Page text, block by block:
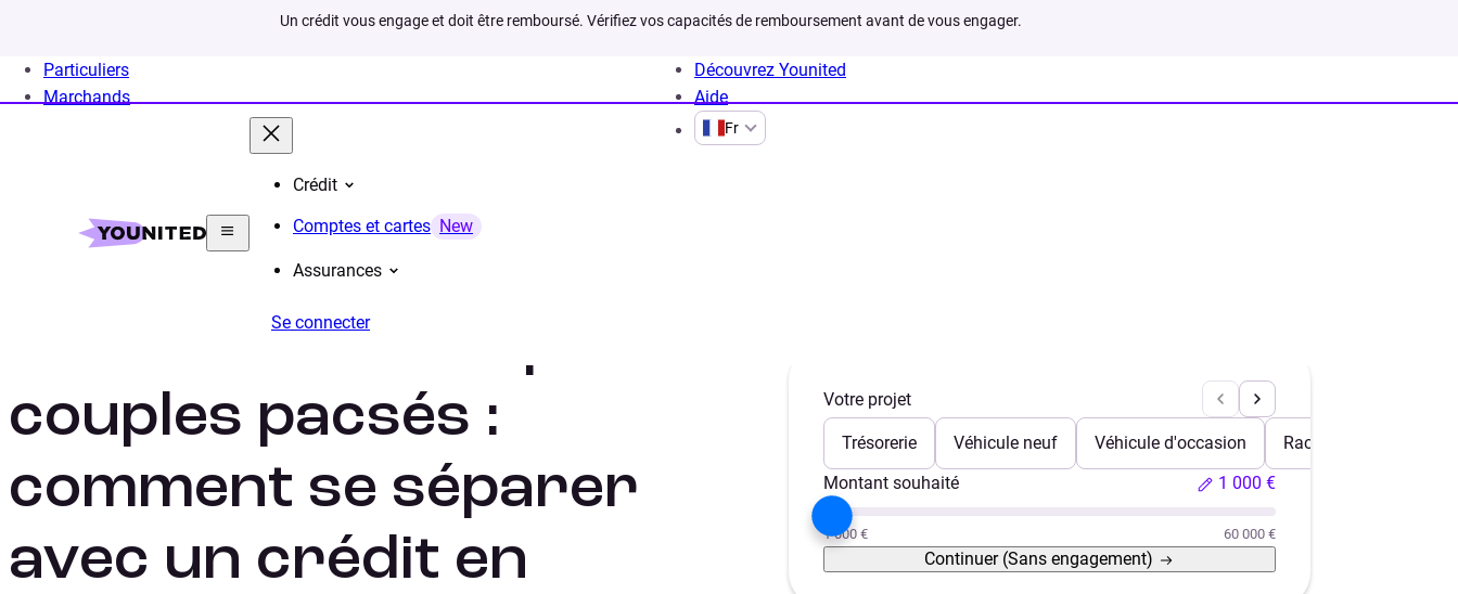
Un crédit vous engage et doit être remboursé. Vérifiez vos capacités de remboursement avant de vous engager.
Particuliers
Marchands
Découvrez Younited
Aide
Fr
Crédit
Comptes et cartes New
Assurances
Se connecter
Home Rachat de crédit Situation Rachat de crédit pour couples pacsés
Rachat de crédit pour
couples pacsés :
comment se séparer
avec un crédit en
Votre projet
Trésorerie Véhicule neuf Véhicule d'occasion Rachat de crédits
Montant souhaité
1 000 €
1 000 € 60 000 €
Continuer (Sans engagement)